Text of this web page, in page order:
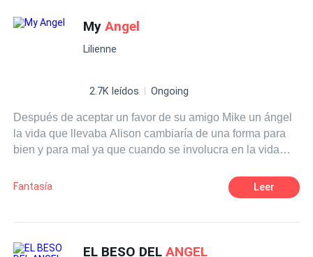
MyAngel
Lilienne
2.7K leídos Ongoing
Después de aceptar un favor de su amigo Mike un ángel
la vida que llevaba Alison cambiaría de una forma para
bien y para mal ya que cuando se involucra en la vida
pondrían en una difícil posición. Romper la reglas o no
Fantasía Leer
EL BESO DELANGEL